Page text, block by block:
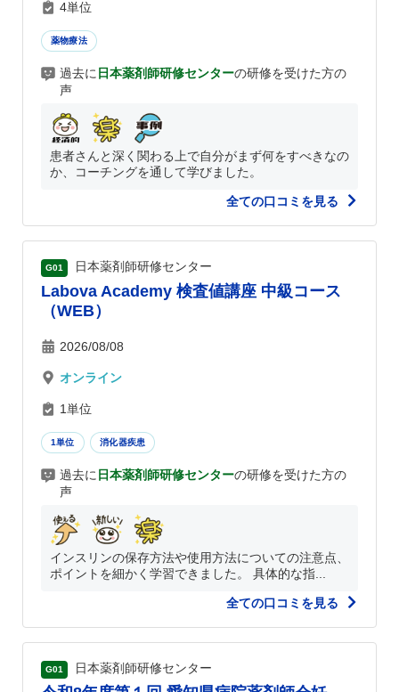
4単位
薬物療法
過去に 日本薬剤師研修センターの研修を受けた方の
声
患者さんと深く関わる上で自分がまず何をすべきなの
か、コーチングを通して学びました。
全ての口コミを見る
G01 日本薬剤師研修センター
Labova Academy 検査値講座 中級コース
（WEB）
2026/08/08
オンライン
1単位
1単位 消化器疾患
過去に 日本薬剤師研修センターの研修を受けた方の
声
インスリンの保存方法や使用方法についての注意点、
ポイントを細かく学習できました。 具体的な指...
全ての口コミを見る
G01 日本薬剤師研修センター